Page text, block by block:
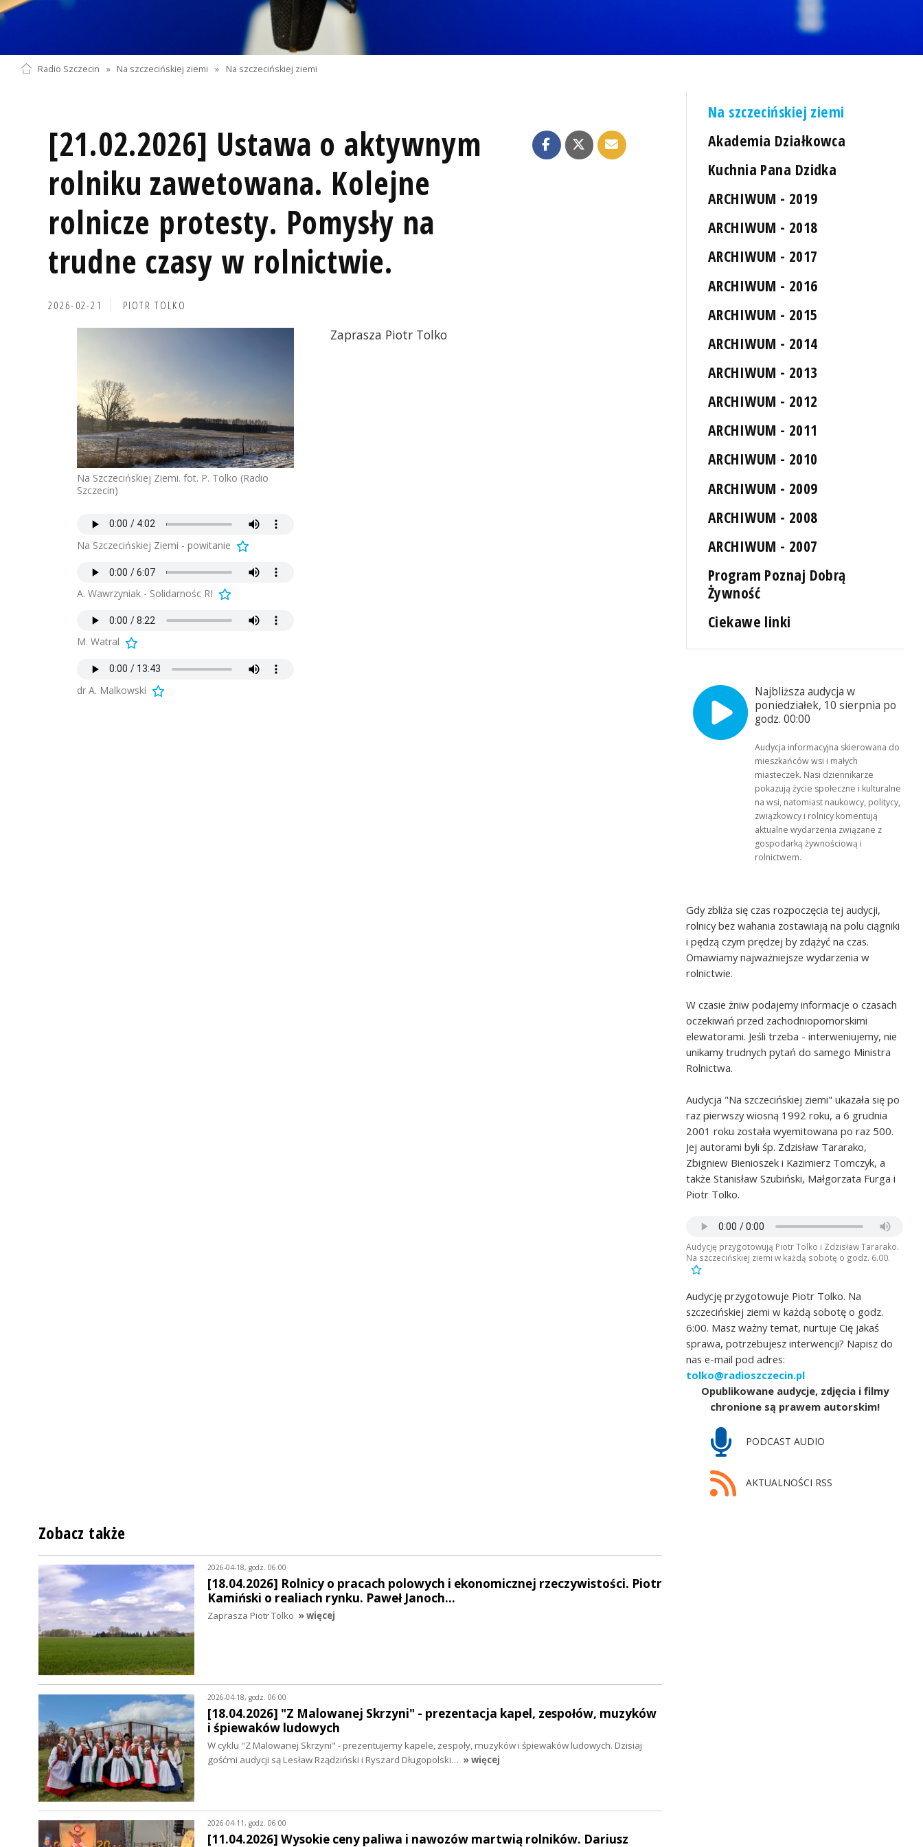
Radio Szczecin » Na szczecińskiej ziemi » Na szczecińskiej ziemi
[21.02.2026] Ustawa o aktywnym
rolniku zawetowana. Kolejne
rolnicze protesty. Pomysły na
trudne czasy w rolnictwie.
2026-02-21 PIOTR TOLKO
Na Szczecińskiej Ziemi. fot. P. Tolko (Radio
Szczecin)
Na Szczecińskiej Ziemi - powitanie
A. Wawrzyniak - Solidarnośc RI
M. Watral
dr A. Malkowski
Zaprasza Piotr Tolko
Na szczecińskiej ziemi
Akademia Działkowca
Kuchnia Pana Dzidka
ARCHIWUM - 2019
ARCHIWUM - 2018
ARCHIWUM - 2017
ARCHIWUM - 2016
ARCHIWUM - 2015
ARCHIWUM - 2014
ARCHIWUM - 2013
ARCHIWUM - 2012
ARCHIWUM - 2011
ARCHIWUM - 2010
ARCHIWUM - 2009
ARCHIWUM - 2008
ARCHIWUM - 2007
Program Poznaj Dobrą
Żywność
Ciekawe linki
Najbliższa audycja w
poniedziałek, 10 sierpnia po
godz. 00:00
Audycja informacyjna skierowana do
mieszkańców wsi i małych
miasteczek. Nasi dziennikarze
pokazują życie społeczne i kulturalne
na wsi, natomiast naukowcy, politycy,
związkowcy i rolnicy komentują
aktualne wydarzenia związane z
gospodarką żywnościową i
rolnictwem.
Gdy zbliża się czas rozpoczęcia tej audycji,
rolnicy bez wahania zostawiają na polu ciągniki
i pędzą czym prędzej by zdążyć na czas.
Omawiamy najważniejsze wydarzenia w
rolnictwie.
W czasie żniw podajemy informacje o czasach
oczekiwań przed zachodniopomorskimi
elewatorami. Jeśli trzeba - interweniujemy, nie
unikamy trudnych pytań do samego Ministra
Rolnictwa.
Audycja "Na szczecińskiej ziemi" ukazała się po
raz pierwszy wiosną 1992 roku, a 6 grudnia
2001 roku została wyemitowana po raz 500.
Jej autorami byli śp. Zdzisław Tararako,
Zbigniew Bienioszek i Kazimierz Tomczyk, a
także Stanisław Szubiński, Małgorzata Furga i
Piotr Tolko.
Audycję przygotowują Piotr Tolko i Zdzisław Tararako.
Na szczecińskiej ziemi w każdą sobotę o godz. 6.00.
Audycję przygotowuje Piotr Tolko. Na
szczecińskiej ziemi w każdą sobotę o godz.
6:00. Masz ważny temat, nurtuje Cię jakaś
sprawa, potrzebujesz interwencji? Napisz do
nas e-mail pod adres:
tolko@radioszczecin.pl
Opublikowane audycje, zdjęcia i filmy
chronione są prawem autorskim!
PODCAST AUDIO
AKTUALNOŚCI RSS
Zobacz także
2026-04-18, godz. 06:00
[18.04.2026] Rolnicy o pracach polowych i ekonomicznej rzeczywistości. Piotr
Kamiński o realiach rynku. Paweł Janoch…
Zaprasza Piotr Tolko » więcej
2026-04-18, godz. 06:00
[18.04.2026] "Z Malowanej Skrzyni" - prezentacja kapel, zespołów, muzyków
i śpiewaków ludowych
W cyklu "Z Malowanej Skrzyni" - prezentujemy kapele, zespoły, muzyków i śpiewaków ludowych. Dzisiaj
gośćmi audycji są Lesław Rządziński i Ryszard Długopolski… » więcej
2026-04-11, godz. 06:00
[11.04.2026] Wysokie ceny paliwa i nawozów martwią rolników. Dariusz